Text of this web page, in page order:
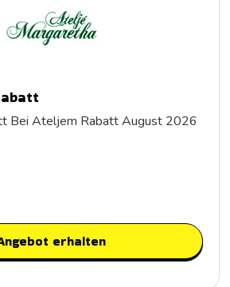
Bei Ateljem Rabatt August 2026
erhalten